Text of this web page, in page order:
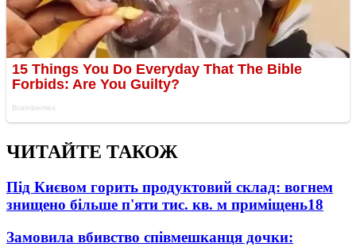
ЧИТАЙТЕ ТАКОЖ
Під Києвом горить продуктовий склад: вогнем
знищено більше п'яти тис. кв. м приміщень18
Замовила вбивство співмешканця дочки: